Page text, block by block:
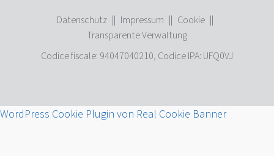
Datenschutz || Impressum || Cookie ||
Transparente Verwaltung
Codice fiscale: 94047040210, Codice IPA: UFQ0VJ
WordPress Cookie Plugin von Real Cookie Banner